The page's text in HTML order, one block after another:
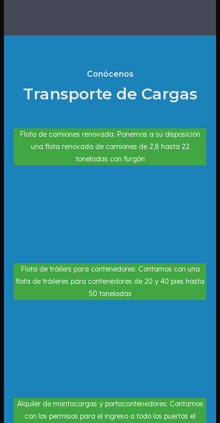
Conócenos
Transporte de Cargas
Flota de camiones renovada: Ponemos a su disposición
una flota renovada de camiones de 2,8 hasta 22
toneladas con furgón
Flota de tráilers para contenedores: Contamos con una
flota de tráileres para contenedores de 20 y 40 pies hasta
50 toneladas
Alquiler de montacargas y portacontenedores: Contamos
con los permisos para el ingreso a todo los puertos el